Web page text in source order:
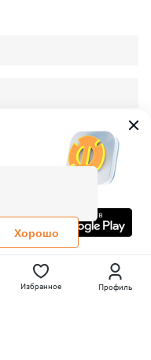
Избранное Профиль
Хорошо